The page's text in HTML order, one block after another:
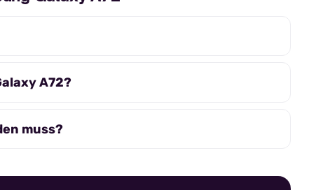
A72?
muss?